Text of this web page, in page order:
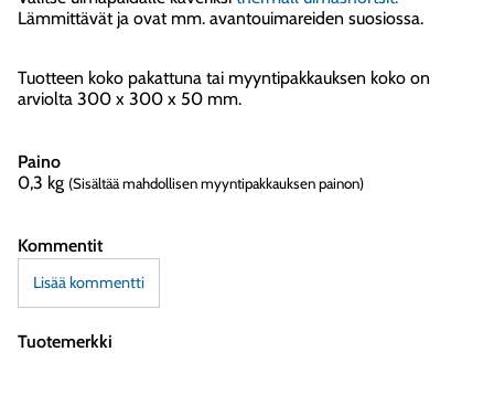
Lämmittävät ja ovat mm. avantouimareiden suosiossa.
Tuotteen koko pakattuna tai myyntipakkauksen koko on
arviolta 300 x 300 x 50 mm.
Paino
0,3 kg (Sisältää mahdollisen myyntipakkauksen painon)
Kommentit
Lisää kommentti
Tuotemerkki